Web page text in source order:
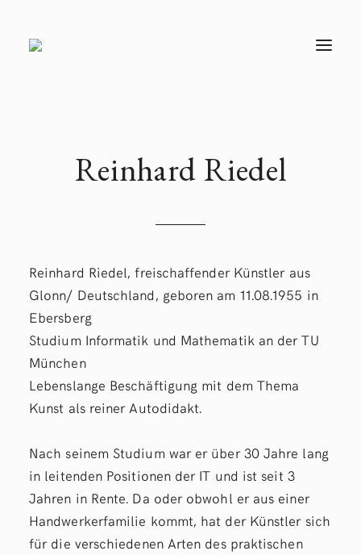
T
Reinhard Riedel
Reinhard Riedel, freischaffender Künstler aus
Glonn/ Deutschland, geboren am 11.08.1955 in
Ebersberg
Studium Informatik und Mathematik an der TU
München
Lebenslange Beschäftigung mit dem Thema
Kunst als reiner Autodidakt.
Nach seinem Studium war er über 30 Jahre lang
in leitenden Positionen der IT und ist seit 3
Jahren in Rente. Da oder obwohl er aus einer
Handwerkerfamilie kommt, hat der Künstler sich
für die verschiedenen Arten des praktischen